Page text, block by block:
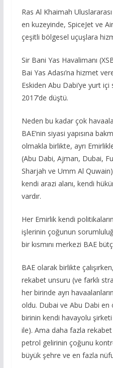
Ras Al Khaimah
en kuzeyinde, SpiceJet ve
çeşitli bölgesel uçuşlara
Sir Bani Yas Havalimanı
Bai Yas Adası’na hizmet
Eskiden Abu Dabi’ye yurt içi
2017’de düştü.
Neden bu kadar çok
BAE’nin siyasi yapısına
olmakla birlikte, ayrı
(Abu Dabi, Ajman, Dubai,
Sharjah ve Umm Al
kendi arazi alanı, kendi
vardır.
Her Emirlik kendi
işlerinin çoğunun
bir kısmını merkezi BAE
BAE olarak birlikte
rekabet unsuru (ve farklı
her birinde ayrı
oldu. Dubai ve Abu Dabi
birinin kendi havayolu şirketi
ile). Ama daha fazla
petrol gelirinin çoğunu
büyük şehre ve en fazla